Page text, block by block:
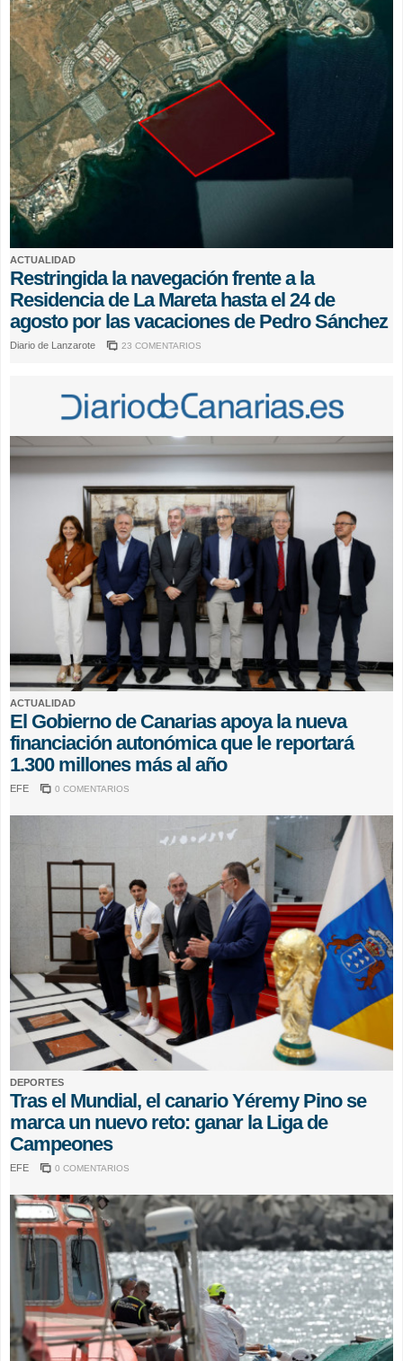
ACTUALIDAD
Restringida la navegación frente a la
Residencia de La Mareta hasta el 24 de
agosto por las vacaciones de Pedro Sánchez
Diario de Lanzarote 23 COMENTARIOS
ACTUALIDAD
El Gobierno de Canarias apoya la nueva
financiación autonómica que le reportará
1.300 millones más al año
EFE 0 COMENTARIOS
DEPORTES
Tras el Mundial, el canario Yéremy Pino se
marca un nuevo reto: ganar la Liga de
Campeones
EFE 0 COMENTARIOS